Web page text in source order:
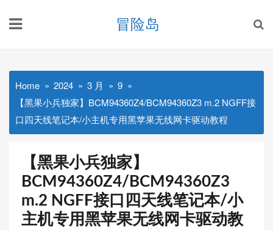
冒险岛
Home 2024 3 月
9
【黑果小兵独家】BCM94360Z4/BCM94360Z3 m.2 NGFF接
口四天线笔记本/小主机专用黑苹果无线网卡驱动教程
【黑果小兵独家】
BCM94360Z4/BCM94360Z3
m.2 NGFF接口四天线笔记本/小
主机专用黑苹果无线网卡驱动教